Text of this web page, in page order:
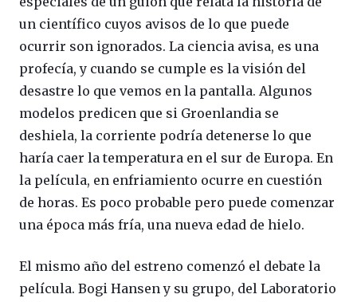
un científico cuyos avisos de lo que puede
ocurrir son ignorados. La ciencia avisa, es una
profecía, y cuando se cumple es la visión del
desastre lo que vemos en la pantalla. Algunos
modelos predicen que si Groenlandia se
deshiela, la corriente podría detenerse lo que
haría caer la temperatura en el sur de Europa. En
la película, en enfriamiento ocurre en cuestión
de horas. Es poco probable pero puede comenzar
una época más fría, una nueva edad de hielo.
El mismo año del estreno comenzó el debate la
película. Bogi Hansen y su grupo, del Laboratorio